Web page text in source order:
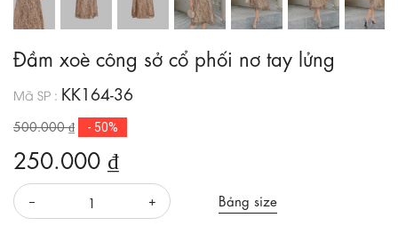
Đầm xoè công sở cổ phối nơ tay lửng
Mã SP : KK164-36
500.000 ₫ - 50%
250.000 ₫
Bảng size